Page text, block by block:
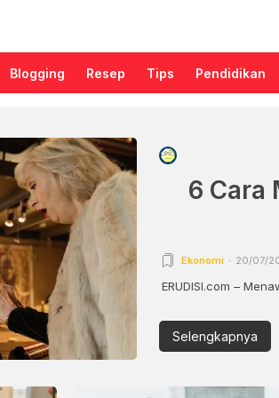
Blogging Resep Tips Pendidikan
6 Cara
Ekonomi 20/07/
ERUDISI.com –
Selengkapnya